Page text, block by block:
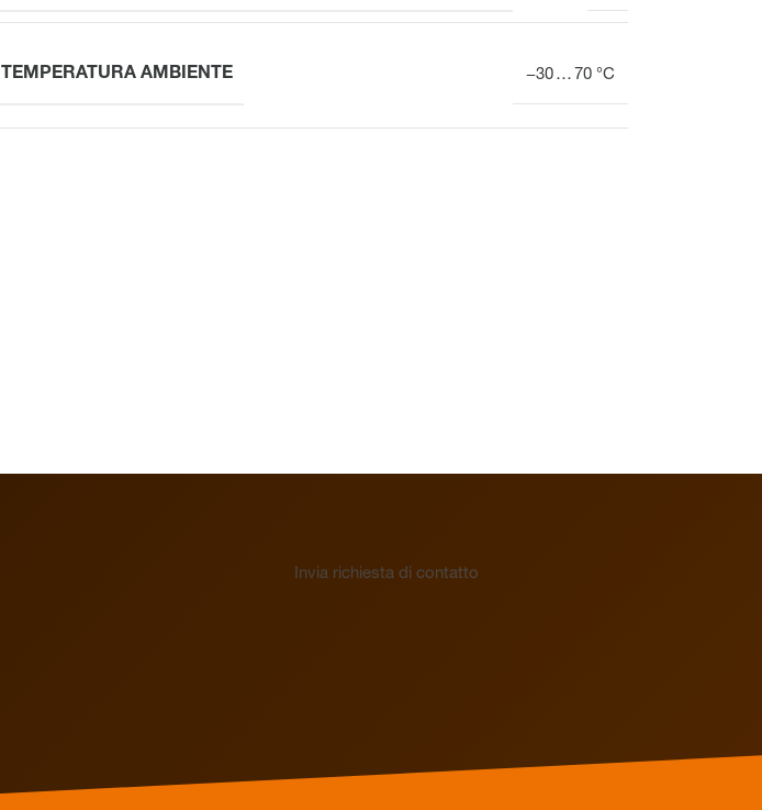
TEMPERATURA AMBIENTE −30 … 70 °C
Invia richiesta di contatto